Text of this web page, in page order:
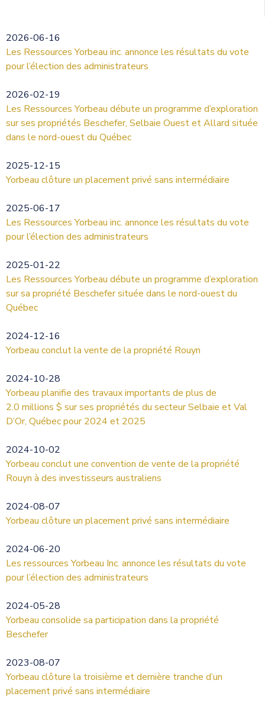
2026-06-16
Les Ressources Yorbeau inc. annonce les résultats du vote
pour l’élection des administrateurs
2026-02-19
Les Ressources Yorbeau débute un programme d’exploration
sur ses propriétés Beschefer, Selbaie Ouest et Allard située
dans le nord-ouest du Québec
2025-12-15
Yorbeau clôture un placement privé sans intermédiaire
2025-06-17
Les Ressources Yorbeau inc. annonce les résultats du vote
pour l’élection des administrateurs
2025-01-22
Les Ressources Yorbeau débute un programme d’exploration
sur sa propriété Beschefer située dans le nord-ouest du
Québec
2024-12-16
Yorbeau conclut la vente de la propriété Rouyn
2024-10-28
Yorbeau planifie des travaux importants de plus de
2.0 millions $ sur ses propriétés du secteur Selbaie et Val
D’Or, Québec pour 2024 et 2025
2024-10-02
Yorbeau conclut une convention de vente de la propriété
Rouyn à des investisseurs australiens
2024-08-07
Yorbeau clôture un placement privé sans intermédiaire
2024-06-20
Les ressources Yorbeau Inc. annonce les résultats du vote
pour l’élection des administrateurs
2024-05-28
Yorbeau consolide sa participation dans la propriété
Beschefer
2023-08-07
Yorbeau clôture la troisième et dernière tranche d’un
placement privé sans intermédiaire